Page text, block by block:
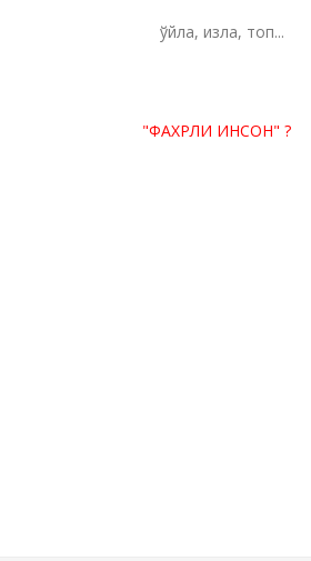
"ФАХРЛИ ИНСОН"?